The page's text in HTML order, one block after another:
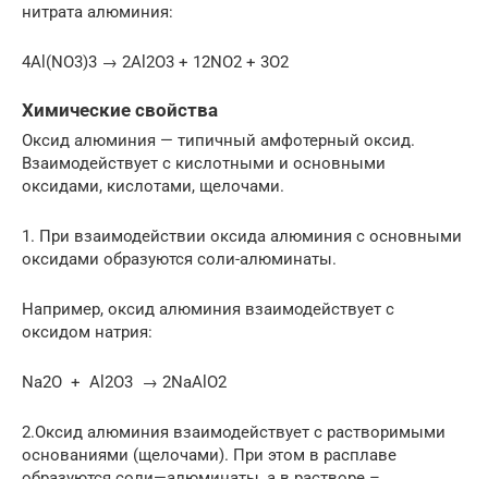
нитрата алюминия:
4Al(NO3)3 → 2Al2O3 + 12NO2 + 3O2
Химические свойства
Оксид алюминия — типичный амфотерный оксид.
Взаимодействует с кислотными и основными
оксидами, кислотами, щелочами.
1. При взаимодействии оксида алюминия с основными
оксидами образуются соли-алюминаты.
Например, оксид алюминия взаимодействует с
оксидом натрия:
Na2O + Al2O3 → 2NaAlO2
2.Оксид алюминия взаимодействует с растворимыми
основаниями (щелочами). При этом в расплаве